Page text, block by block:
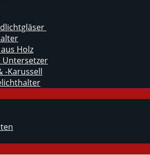
Holz
Untersetzer
-Karussell